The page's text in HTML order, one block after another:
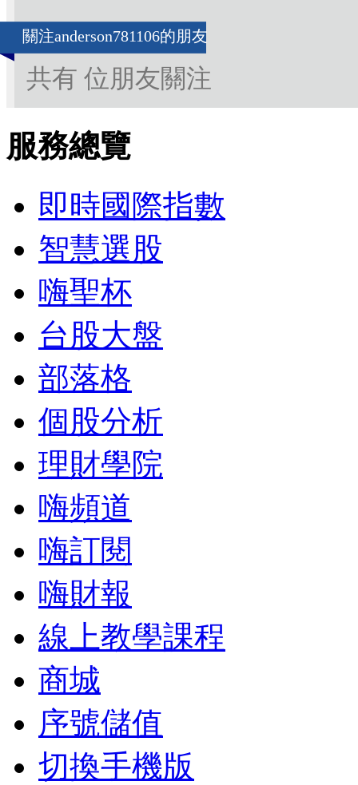
關注anderson781106的朋友
共有 位朋友關注
服務總覽
即時國際指數
智慧選股
嗨聖杯
台股大盤
部落格
個股分析
理財學院
嗨頻道
嗨訂閱
嗨財報
線上教學課程
商城
序號儲值
切換手機版